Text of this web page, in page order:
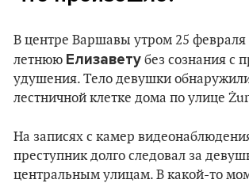
В центре Варшавы утром 25
летнюю Елизавету без сознания с
удушения. Тело девушки
лестничной клетке дома по улице
На записях с камер
преступник долго следовал за
центральным улицам. В какой-то